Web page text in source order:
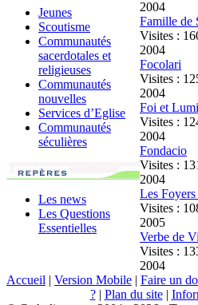
Jeunes
Scoutisme
Communautés
sacerdotales et
religieuses
Communautés
nouvelles
Services d’Eglise
Communautés
séculières
Les news
Les Questions
Essentielles
2004
Famille de
Visites :
2004
Focolari
Visites :
2004
Foi et
Visites :
2004
Fondacio
Visites :
2004
Les
Visites :
2005
Verbe de
Visites :
2004
Accueil | Version Mobile | Faire un
?| Plan du site|